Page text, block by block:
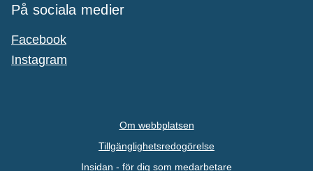
På sociala medier
Facebook
Instagram
Om webbplatsen
Tillgänglighetsredogörelse
Insidan - för dig som medarbetare